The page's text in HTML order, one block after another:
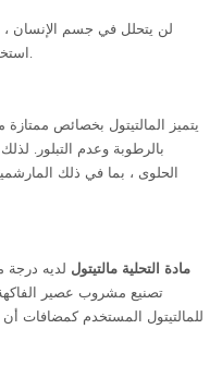
لن يتحلل في جسم الإنسان ،
استخدامه كمادة غذائية لمرضى السكر والسمنة.
يتميز المالتيتول بخصائص ممتازة
بالرطوبة وعدم التبلور.
الحلوى ، بما في ذلك
مادة التحلية مالتيتول لديه درجة
تصنيع مشروب عصير
للمالتيتول المستخدم كمضافات